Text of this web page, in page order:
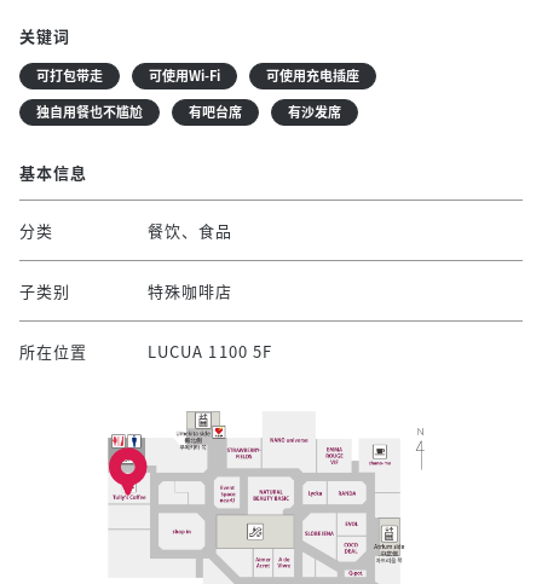
关键词
可打包带走 可使用Wi-Fi
可使用充电插座
独自用餐也不尴尬
有吧台席 有沙发席
基本信息
分类 餐饮、食品
子类别 特殊咖啡店
所在位置 LUCUA 1100 5F